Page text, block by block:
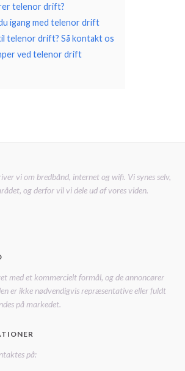
telenor drift?
igang med telenor drift
telenor drift? Så kontakt os
ved telenor drift
vi om bredbånd, internet og wifi. Vi synes selv,
og derfor vil vi dele ud af vores viden.
med et kommercielt formål, og de annoncører
er ikke nødvendigvis repræsentative eller fuldt
på markedet.
på: